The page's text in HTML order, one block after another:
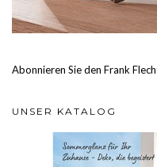
Abonnieren Sie den Frank
UNSER KATALOG